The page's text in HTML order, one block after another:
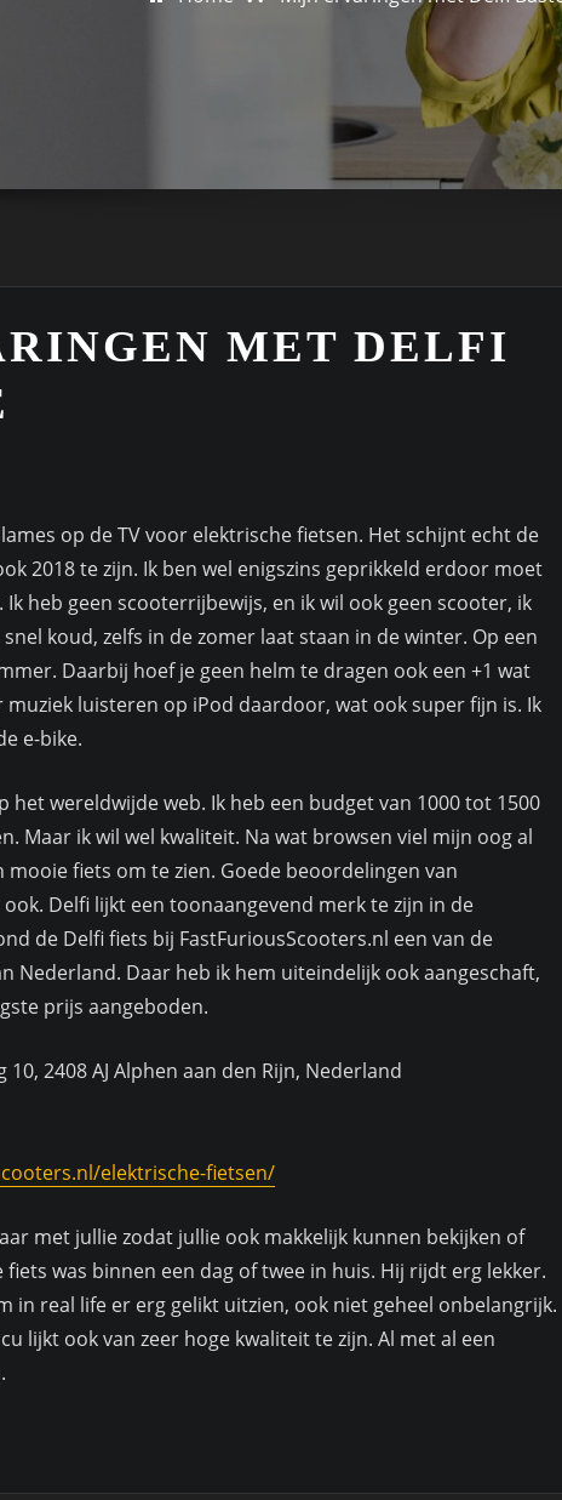
MET DELFI
op de TV voor elektrische fietsen. Het schijnt echt de
2018 te zijn. Ik ben wel enigszins geprikkeld erdoor moet
Ik heb geen scooterrijbewijs, en ik wil ook geen scooter, ik
koud, zelfs in de zomer laat staan in de winter. Op een
Daarbij hoef je geen helm te dragen ook een +1 wat
muziek luisteren op iPod daardoor, wat ook super fijn is. Ik
e-bike.
het wereldwijde web. Ik heb een budget van 1000 tot 1500
Maar ik wil wel kwaliteit. Na wat browsen viel mijn oog al
mooie fiets om te zien. Goede beoordelingen van
Delfi lijkt een toonaangevend merk te zijn in de
de Delfi fiets bij FastFuriousScooters.nl een van de
Nederland. Daar heb ik hem uiteindelijk ook aangeschaft,
prijs aangeboden.
2408 AJ Alphen aan den Rijn, Nederland
elektrische-fietsen/
met jullie zodat jullie ook makkelijk kunnen bekijken of
was binnen een dag of twee in huis. Hij rijdt erg lekker.
in real life er erg gelikt uitzien, ook niet geheel onbelangrijk.
lijkt ook van zeer hoge kwaliteit te zijn. Al met al een